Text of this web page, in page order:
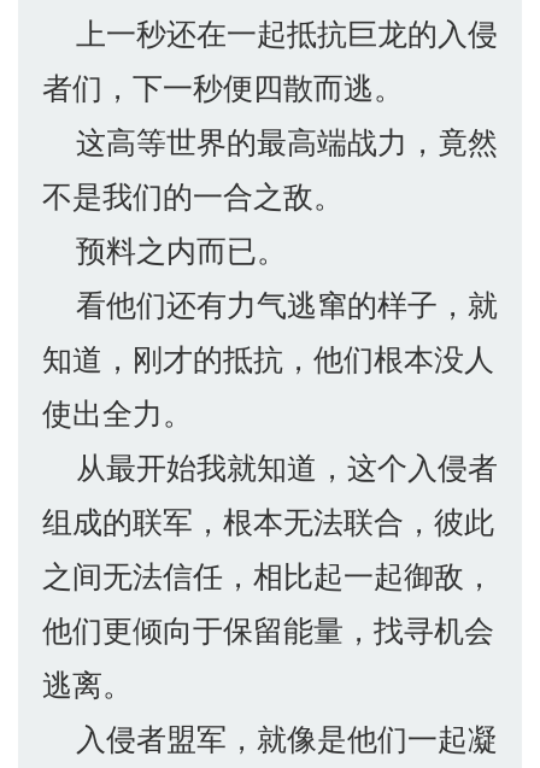
上一秒还在一起抵抗巨龙的入侵
者们，下一秒便四散而逃。
这高等世界的最高端战力，竟然
不是我们的一合之敌。
预料之内而已。
看他们还有力气逃窜的样子，就
知道，刚才的抵抗，他们根本没人
使出全力。
从最开始我就知道，这个入侵者
组成的联军，根本无法联合，彼此
之间无法信任，相比起一起御敌，
他们更倾向于保留能量，找寻机会
逃离。
入侵者盟军，就像是他们一起凝